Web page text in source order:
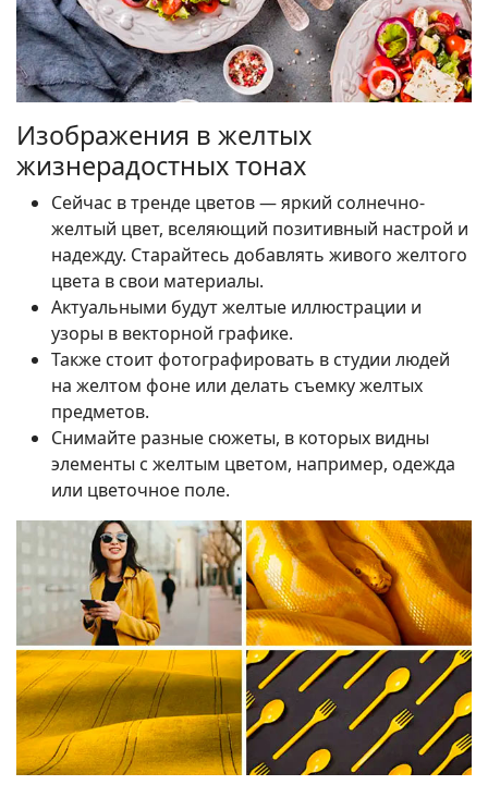
Изображения в желтых
жизнерадостных тонах
Сейчас в тренде цветов — яркий солнечно-
желтый цвет, вселяющий позитивный настрой и
надежду. Старайтесь добавлять живого желтого
цвета в свои материалы.
Актуальными будут желтые иллюстрации и
узоры в векторной графике.
Также стоит фотографировать в студии людей
на желтом фоне или делать съемку желтых
предметов.
Снимайте разные сюжеты, в которых видны
элементы с желтым цветом, например, одежда
или цветочное поле.